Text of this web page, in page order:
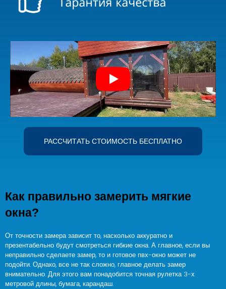
РАССЧИТАТЬ СТОИМОСТЬ БЕСПЛАТНО
Как правильно замерить мягкие
окна?
От точности замера зависит то, насколько аккуратно и
презентабельно будут смотреться гибкие окна. А главное, если вы
неправильно сделаете замер, то и готовое пвх-окно может не
подойти. Однако, все не так сложно, главное делать замер
внимательно. Для этого вам понадобится точная рулетка 3-х
метровой длины, бумага, карандаш.